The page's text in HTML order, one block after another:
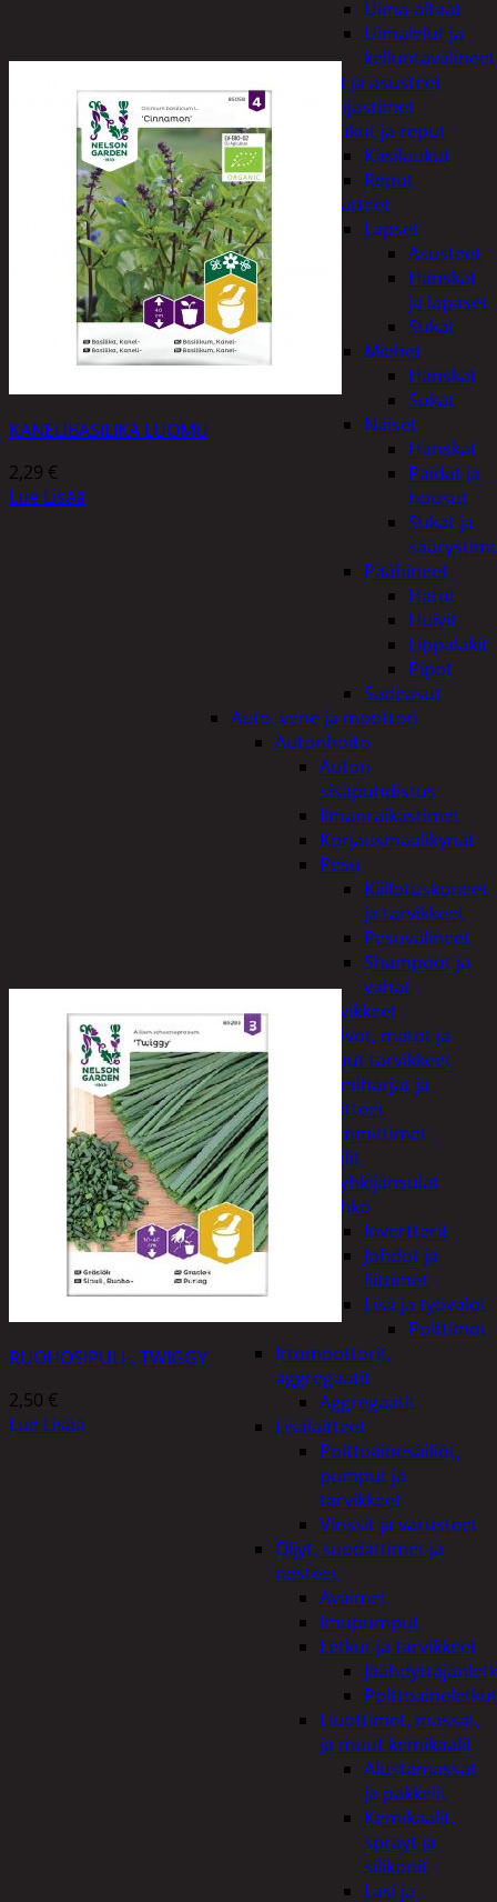
Uima-altaat
Uimalelut ja
kelluntavälineet
Vaatteet ja asusteet
Heijastimet
Laukut ja reput
Käsilaukut
Reput
Vaatteet
Lapset
Asusteet
Hanskat
ja lapaset
Sukat
Miehet
Hanskat
Sukat
Naiset
Hanskat
Paidat ja
housut
Sukat ja
Päähineet
Hatut
Huivit
Lippalakit
Pipot
Sadeasut
Auto, vene ja moottori
Autonhoito
Auton
sisäpuhdistus
Ilmanraikastimet
Korjausmaalikynät
Pesu
Kiillotuskoneet
ja tarvikkeet
Pesuvälineet
Shampoot ja
vahat
Autotarvikkeet
Kalvot, matot ja
muut tarvikkeet
Lumiharjat ja
peitteet
Lämmittimet
Peilit
Pyyhkijänsulat
Sähkö
Invertterit
Johdot ja
liittimet
Lisä ja työvalot
Polttimot
Irtomoottorit,
aggregaatit
Aggregaatit
Lisälaitteet
Polttoainesäiliöt,
pumput ja
tarvikkeet
Vinssit ja varusteet
Öljyt, suodattimet ja
nesteet
Avaimet
Imupumput
Letkut ja tarvikkeet
Polttoaineletkut
Liuottimet, massat,
ja muut kemikaalit
Alustamassat
ja pakkelit
Kemikaalit,
sprayt ja
silikonit
Lasi ja
KANELIBASILIKA LUOMU
2,29 €
Lue Lisää
RUOHOSIPULI-, TWIGGY
2,50 €
Lue Lisää